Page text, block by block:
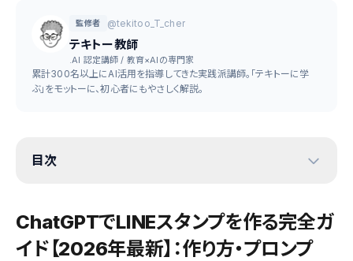
監修者 @tekitoo_T_cher
テキトー教師
.AI 認定講師 / 教育×AIの専門家
累計300名以上にAI活用を指導してきた実践派講師。「テキトーに学
ぶ」をモットーに、初心者にもやさしく解説。
目次
ChatGPTでLINEスタンプを作る完全ガ
イド【2026年最新】：作り方・プロンプ